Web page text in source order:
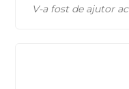
V-a fost de ajutor